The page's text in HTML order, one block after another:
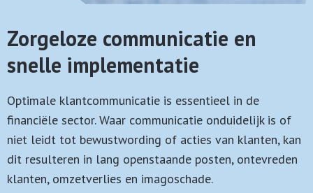
Zorgeloze communicatie en
snelle implementatie
Optimale klantcommunicatie is essentieel in de
financiële sector. Waar communicatie onduidelijk is of
niet leidt tot bewustwording of acties van klanten, kan
dit resulteren in lang openstaande posten, ontevreden
klanten, omzetverlies en imagoschade.